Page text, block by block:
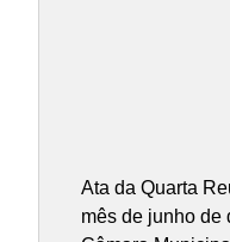
Ata da Quarta
mês de junho de